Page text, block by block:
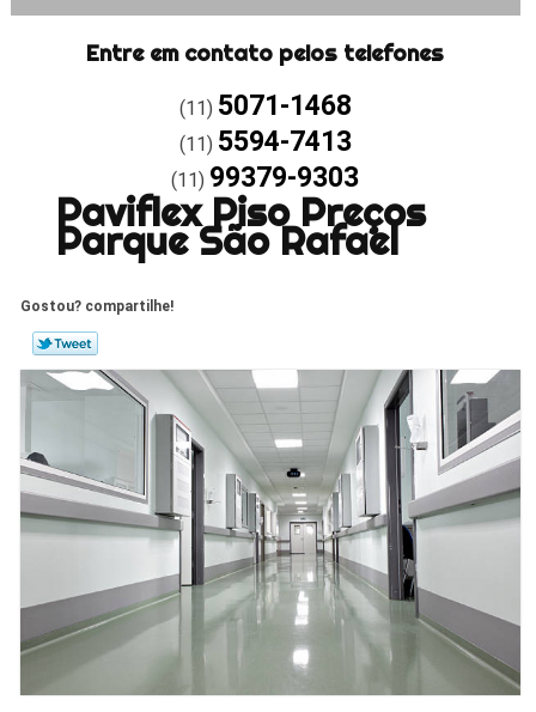
Entre em contato pelos telefones
(11) 5071-1468
(11) 5594-7413
(11) 99379-9303
Paviflex Piso Preços
Parque São Rafael
Gostou? compartilhe!